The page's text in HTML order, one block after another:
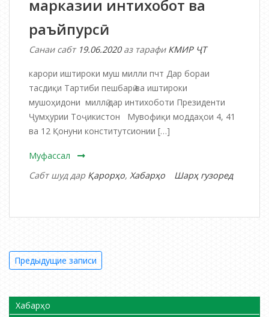
марказии интихобот ва
раъйпурсӣ
Санаи сабт 19.06.2020аз тарафи КМИР ҶТ
карори иштироки муш милли пчт Дар бораи
тасдиқи Тартиби пешбарӣ ва иштироки
мушоҳидони миллӣ дар интихоботи Президенти
Ҷумҳурии Тоҷикистон Мувофиқи моддаҳои 4, 41
ва 12 Қонуни конститутсионии […]
Муфассал
Сабт шуд дар Қарорҳо, Хабарҳо
Шарҳ гузоред
Комиссияи
интихобот
ва
Навигация
по
записям
Предыдущие записи
Хабарҳо